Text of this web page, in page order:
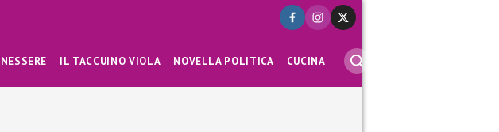
IL TACCUINO VIOLA NOVELLA POLITICA CUCINA